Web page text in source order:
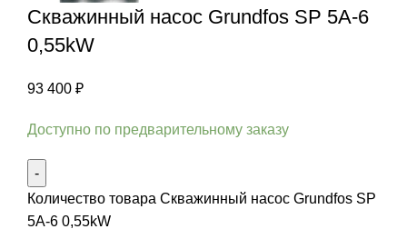
Скважинный насос Grundfos SP 5A-6
0,55kW
93 400 ₽
Доступно по предварительному заказу
Количество товара Скважинный насос Grundfos SP
5A-6 0,55kW